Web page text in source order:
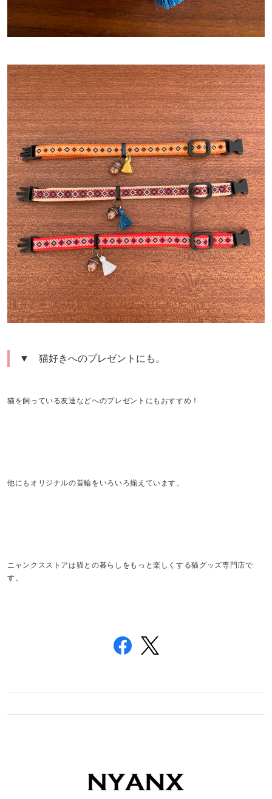
▼ 猫好きへのプレゼントにも。
猫を飼っている友達などへのプレゼントにもおすすめ！
他にもオリジナルの首輪をいろいろ揃えています。
ニャンクスストアは猫との暮らしをもっと楽しくする猫グッズ専門店で
す。